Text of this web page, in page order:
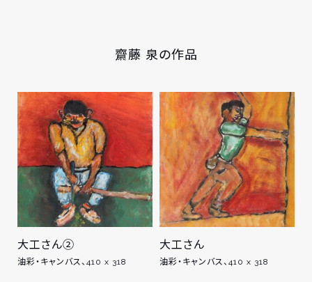
齋藤 泉の作品
大工さん②
油彩・キャンバス、410 x 318
大工さん
油彩・キャンバス、410 x 318